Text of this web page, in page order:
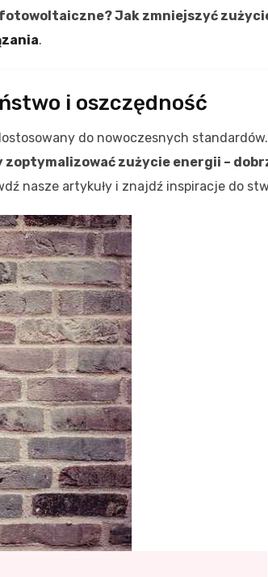
fotowoltaiczne? Jak zmniejszyć
.
i oszczędność
do nowoczesnych standardów.
zużycie energii –
nasze artykuły i znajdź inspiracje do